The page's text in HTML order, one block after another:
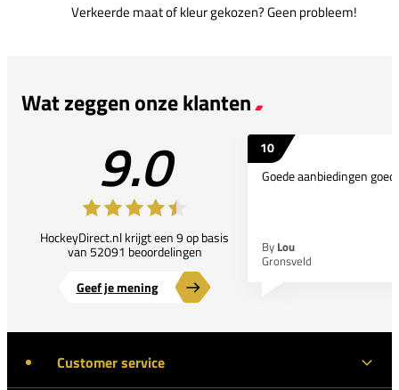
Verkeerde maat of kleur gekozen? Geen probleem!
Wat zeggen onze klanten
9.0
HockeyDirect.nl krijgt een 9 op basis
van 52091 beoordelingen
Geef je mening
10
Goede aanbiedingen
By Lou
Gronsveld
Customer service